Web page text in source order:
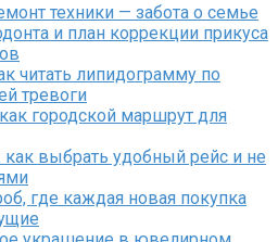
техники — забота о семье
и план коррекции прикуса
читать липидограмму по
тревоги
городской маршрут для
как выбрать удобный рейс и не
где каждая новая покупка